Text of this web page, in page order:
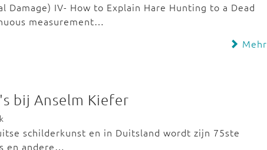
IV- How to Explain Hare Hunting to a Dead
measurement…
Mehr
bij Anselm Kiefer
schilderkunst en in Duitsland wordt zijn 75ste
en andere…